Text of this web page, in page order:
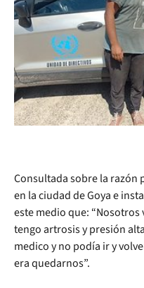
Consultada sobre la
en la ciudad de Goya e
este medio que:
tengo artrosis y presión
medico y no podía ir y
era quedarnos”.